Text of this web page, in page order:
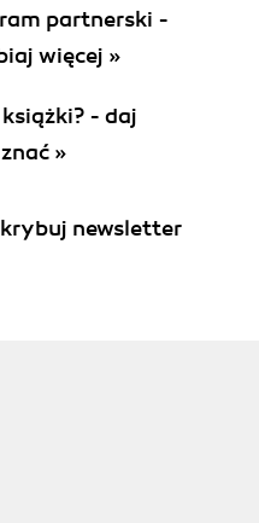
dotyczące
203
- komfort czy
231
partnerski -
więcej »
- daj
»
newsletter